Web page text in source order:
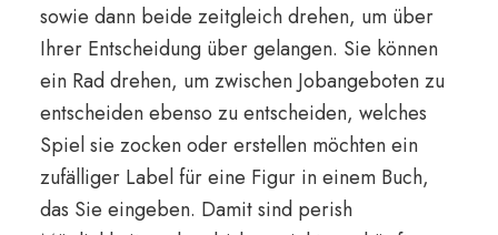
sowie dann beide zeitgleich drehen, um über
Ihrer Entscheidung über gelangen. Sie können
ein Rad drehen, um zwischen Jobangeboten zu
entscheiden ebenso zu entscheiden, welches
Spiel sie zocken oder erstellen möchten ein
zufälliger Label für eine Figur in einem Buch,
das Sie eingeben. Damit sind perish